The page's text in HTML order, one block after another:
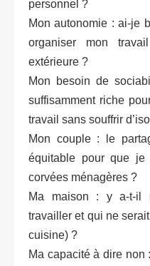
personnel ?
Mon autonomie : ai-je
organiser mon
extérieure ?
Mon besoin de
suffisamment riche
travail sans souffrir
Mon couple : le
équitable pour que je
corvées ménagères ?
Ma maison : y a-t-il
travailler et qui ne
cuisine) ?
Ma capacité à dire non